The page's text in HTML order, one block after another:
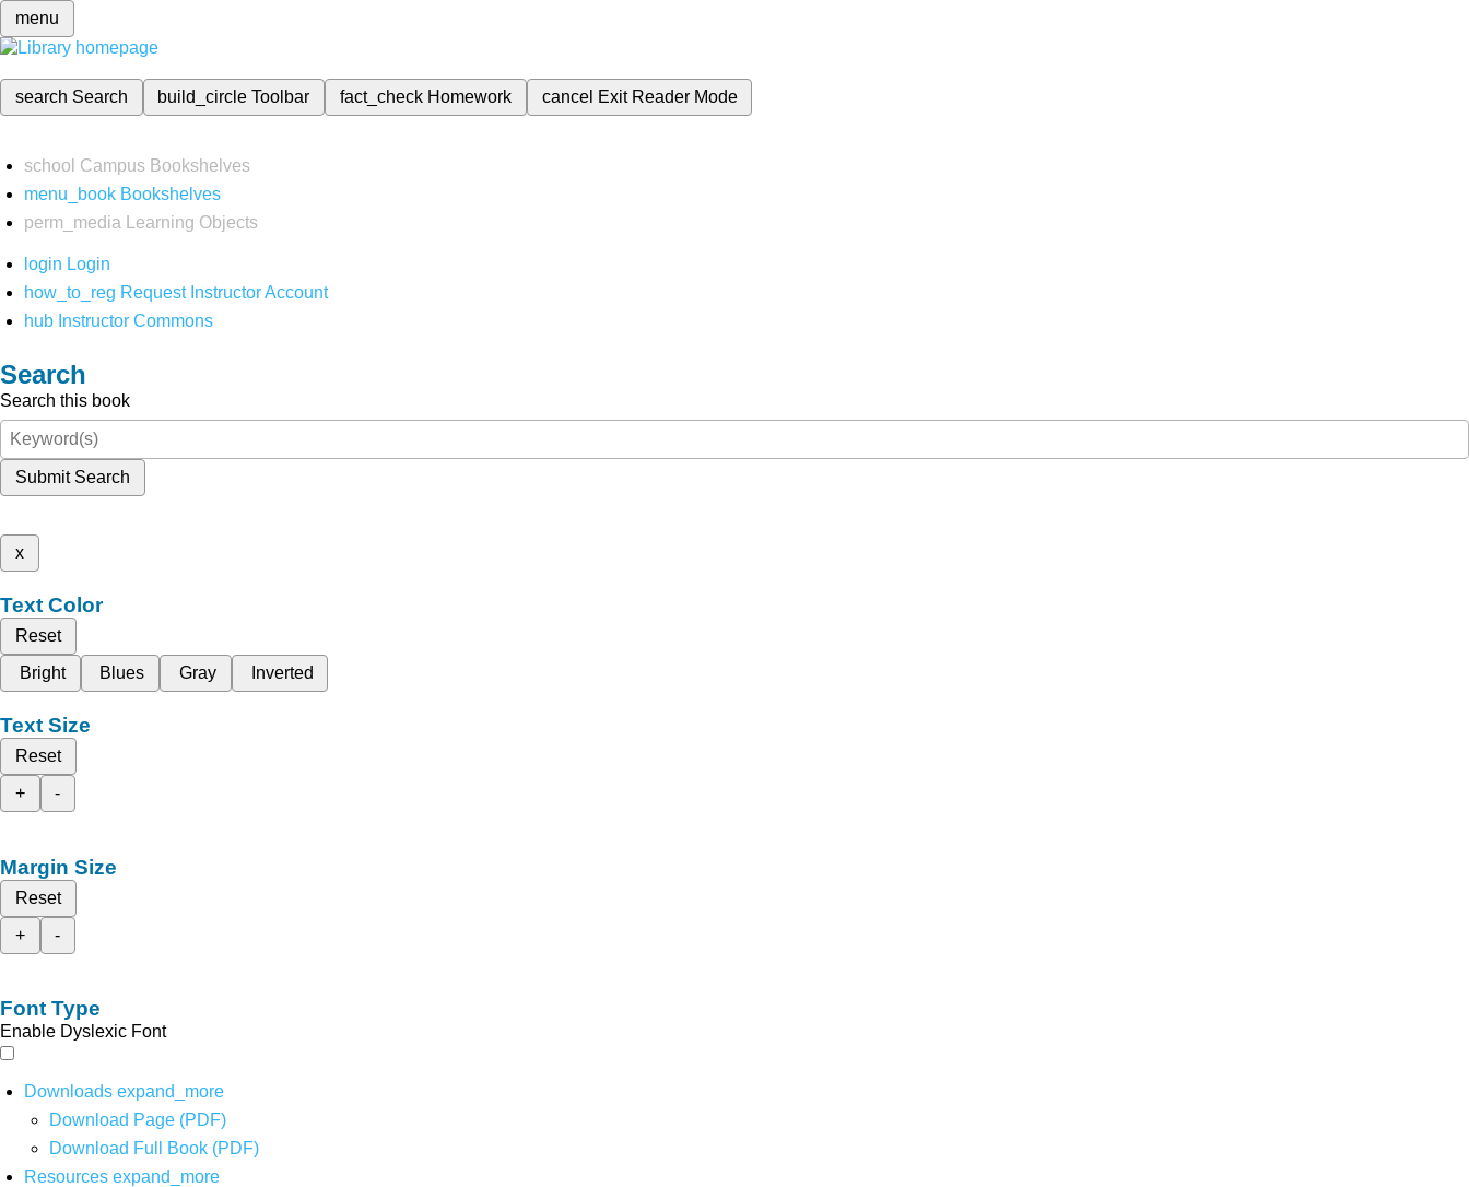
menu
search Search build_circleToolbar fact_check Homework cancel Exit Reader Mode
school Campus Bookshelves
menu_book Bookshelves
perm_media
Learning Objects
login Login
how_to_reg Request Instructor Account
hub Instructor Commons
Search
Search this book
Submit Search
x
Text Color
Reset
Bright
Blues Gray Inverted
Text Size
Reset
+
-
Margin Size
Reset
+
-
Font Type
Enable Dyslexic Font
Downloads expand_more
Download Page (PDF)
Download Full Book (PDF)
Resources expand_more